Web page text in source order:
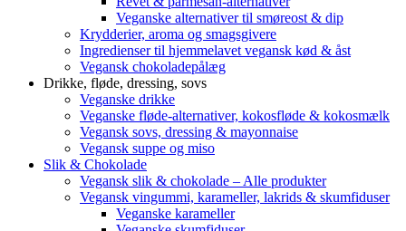
Veganske alternativer til smøreost & dip
Krydderier, aroma og smagsgivere
Ingredienser til hjemmelavet vegansk kød & åst
Vegansk chokoladepålæg
Drikke, fløde, dressing, sovs
Veganske drikke
Veganske fløde-alternativer, kokosfløde & kokosmælk
Vegansk sovs, dressing & mayonnaise
Vegansk suppe og miso
Slik & Chokolade
Vegansk slik & chokolade – Alle produkter
Vegansk vingummi, karameller, lakrids & skumfiduser
Veganske karameller